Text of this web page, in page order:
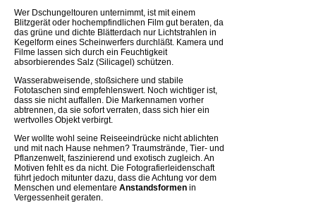
Wer Dschungeltouren unternimmt, ist mit einem
Blitzgerät oder hochempfindlichen Film gut beraten, da
das grüne und dichte Blätterdach nur Lichtstrahlen in
Kegelform eines Scheinwerfers durchläßt. Kamera und
Filme lassen sich durch ein Feuchtigkeit
absorbierendes Salz (Silicagel) schützen.
Wasserabweisende, stoßsichere und stabile
Fototaschen sind empfehlenswert. Noch wichtiger ist,
dass sie nicht auffallen. Die Markennamen vorher
abtrennen, da sie sofort verraten, dass sich hier ein
wertvolles Objekt verbirgt.
Wer wollte wohl seine Reiseeindrücke nicht ablichten
und mit nach Hause nehmen? Traumstrände, Tier- und
Pflanzenwelt, faszinierend und exotisch zugleich. An
Motiven fehlt es da nicht. Die Fotografierleidenschaft
führt jedoch mitunter dazu, dass die Achtung vor dem
Menschen und elementare Anstandsformen in
Vergessenheit geraten.